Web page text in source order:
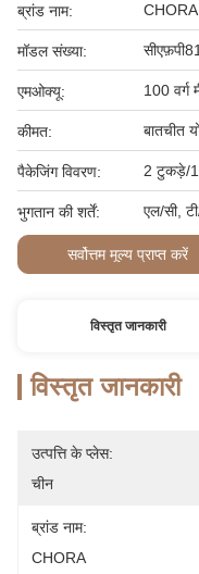
ब्रांड नाम: CHORA
मॉडल संख्या:
एमओक्यू: 100 वर्ग
कीमत: बातचीत
पैकेजिंग विवरण: 2 टुकड़े/
भुगतान की शर्तें: एल/सी,
सर्वोत्तम मूल्य प्राप्त करें
विस्तृत जानकारी
विस्तृत जानकारी
उत्पत्ति के प्लेस:
चीन
ब्रांड नाम:
CHORA